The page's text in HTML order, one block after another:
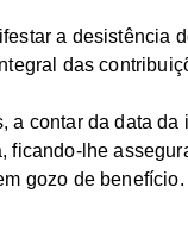
a desistência
das
a contar da data
ficando-lhe
gozo de benefício.